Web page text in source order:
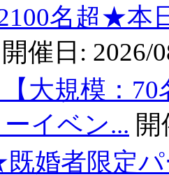
名超★本
開催日: 2026/
大規模：
イベン...
婚者限定